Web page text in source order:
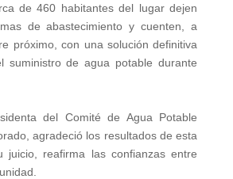
de 460 habitantes del lugar dejen
de abastecimiento y cuenten, a
próximo, con una solución definitiva
suministro de agua potable durante
del Comité de Agua Potable
agradeció los resultados de esta
juicio, reafirma las confianzas entre